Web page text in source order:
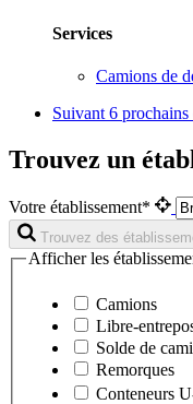
Services
Camions de
Suivant 6 prochains
Trouvez un
Votre établissement*
Trouvez des
Afficher les
Camions
Libre-
Solde de
Remorques
Conteneurs